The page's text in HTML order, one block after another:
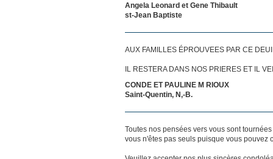
Angela Leonard et Gene Thibault
st-Jean Baptiste
AUX FAMILLES ÉPROUVEES PAR CE
IL RESTERA DANS NOS PRIERES ET IL
CONDE ET PAULINE M RIOUX
Saint-Quentin, N,-B.
Toutes nos pensées vers vous sont
vous n'êtes pas seuls puisque vous pouvez